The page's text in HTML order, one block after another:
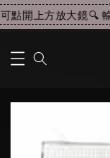
點開上方放大鏡🔍